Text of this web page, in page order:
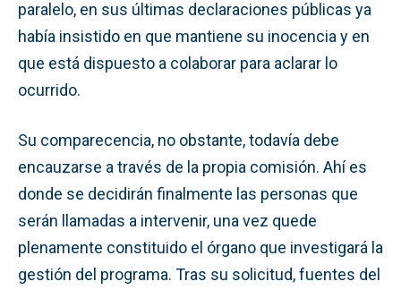
paralelo, en sus últimas declaraciones públicas ya
había insistido en que mantiene su inocencia y en
que está dispuesto a colaborar para aclarar lo
ocurrido.
Su comparecencia, no obstante, todavía debe
encauzarse a través de la propia comisión. Ahí es
donde se decidirán finalmente las personas que
serán llamadas a intervenir, una vez quede
plenamente constituido el órgano que investigará la
gestión del programa. Tras su solicitud, fuentes del